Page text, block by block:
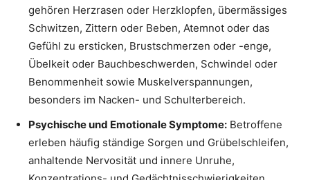
gehören Herzrasen oder Herzklopfen, übermässiges
Schwitzen, Zittern oder Beben, Atemnot oder das
Gefühl zu ersticken, Brustschmerzen oder -enge,
Übelkeit oder Bauchbeschwerden, Schwindel oder
Benommenheit sowie Muskelverspannungen,
besonders im Nacken- und Schulterbereich.
Psychische und Emotionale Symptome: Betroffene
erleben häufig ständige Sorgen und Grübelschleifen,
anhaltende Nervosität und innere Unruhe,